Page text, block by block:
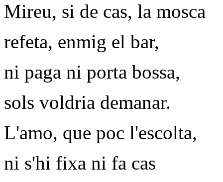
Mireu, si de cas, la mosca
refeta, enmig el bar,
ni paga ni porta bossa,
sols voldria demanar.
L'amo, que poc l'escolta,
ni s'hi fixa ni fa cas